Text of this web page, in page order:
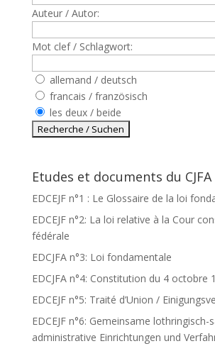
Auteur / Autor:
Mot clef / Schlagwort:
allemand / deutsch
francais / französisch
les deux / beide
Etudes et documents du CJFA
EDCEJF n°1 : Le Glossaire de la loi
EDCEJF n°2: La loi relative à la Cour
fédérale
EDCJFA n°3: Loi fondamentale
EDCJFA n°4: Constitution du 4 octobre
EDCEJF n°5: Traité d’Union /
EDCEJF n°6: Gemeinsame lothringisch-
administrative Einrichtungen und